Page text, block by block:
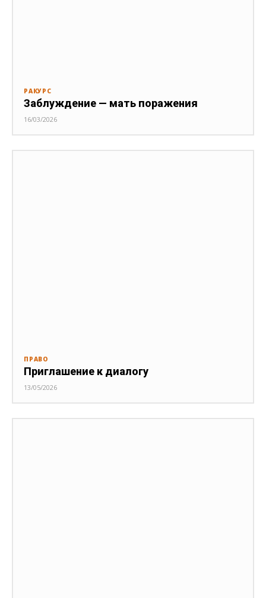
РАКУРС
Заблуждение — мать поражения
16/03/2026
ПРАВО
Приглашение к диалогу
13/05/2026